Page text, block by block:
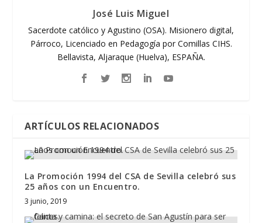
José Luis Miguel
Sacerdote católico y Agustino (OSA). Misionero digital,
Párroco, Licenciado en Pedagogía por Comillas CIHS.
Bellavista, Aljaraque (Huelva), ESPAÑA.
ARTÍCULOS RELACIONADOS
La Promoción 1994 del CSA de Sevilla celebró sus
25 años con un Encuentro.
3 junio, 2019